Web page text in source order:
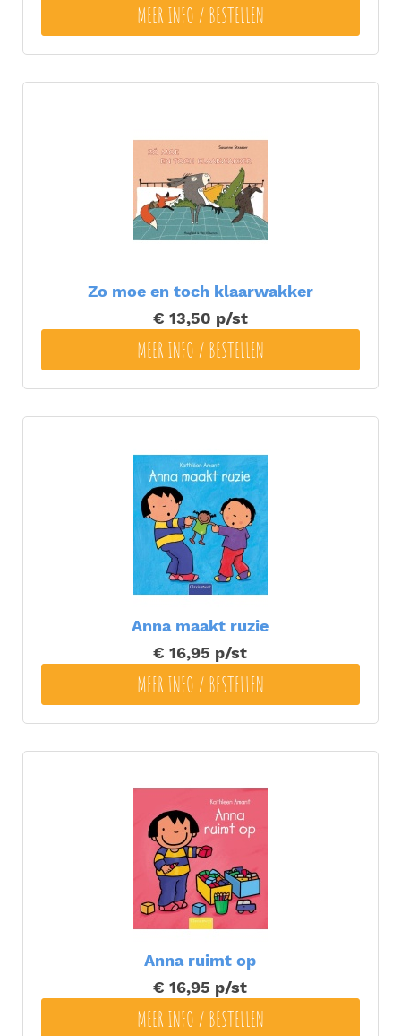
MEER INFO / BESTELLEN
Zo moe en toch klaarwakker
€ 13,50 p/st
MEER INFO / BESTELLEN
Anna maakt ruzie
€ 16,95 p/st
MEER INFO / BESTELLEN
Anna ruimt op
€ 16,95 p/st
MEER INFO / BESTELLEN